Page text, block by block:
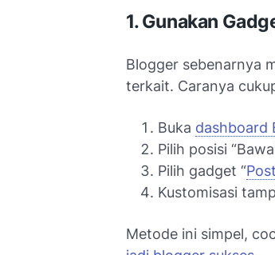
1. Gunakan
Blogger sebenarnya
terkait. Caranya
Buka dashboard
Pilih posisi
Pilih gadget “
Kustomisasi
Metode ini simpel,